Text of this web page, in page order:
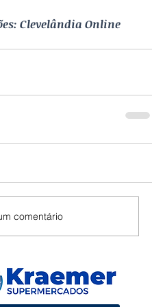
Clevelândia Online
comentário